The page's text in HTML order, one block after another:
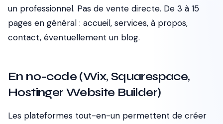
un professionnel. Pas de vente directe. De 3 à 15
pages en général : accueil, services, à propos,
contact, éventuellement un blog.
En no-code (Wix, Squarespace,
Hostinger Website Builder)
Les plateformes tout-en-un permettent de créer